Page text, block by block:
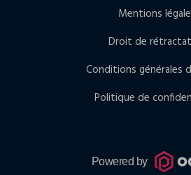
Mentions
Droit de
Conditions générales
Politique de
Powered by